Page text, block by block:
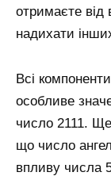
отримаєте від
надихати
Всі
особливе
число 2111.
що число
впливу числа